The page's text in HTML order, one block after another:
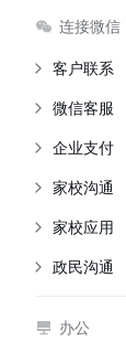
连接微信
客户联系
微信客服
企业支付
家校沟通
家校应用
政民沟通
办公